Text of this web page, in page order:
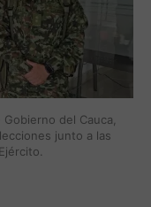
del Cauca,
junto a las